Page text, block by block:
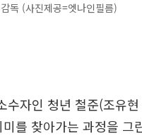
독 (사진제공=엣나인필름)
수자인 청년 철준(조유
를 찾아가는 과정을 그